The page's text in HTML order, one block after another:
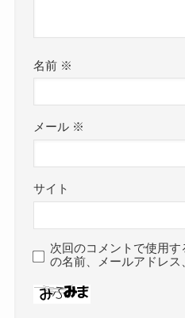
名前 ※
メール ※
サイト
次回のコメントで使用
の名前、メールアドレス